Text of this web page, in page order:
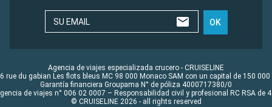
SU EMAIL OK
Agencia de viajes especializada crucero - CRUISELINE
rue du gabian Les flots bleus MC 98 000 Monaco SAM con un capital de 150 000
Garantía financiera Groupama N° de póliza 4000717380/0
de viajes n° 006 02 0007 – Responsabilidad civil y profesional RC RSA de
© CRUISELINE 2026 - all rights reserved